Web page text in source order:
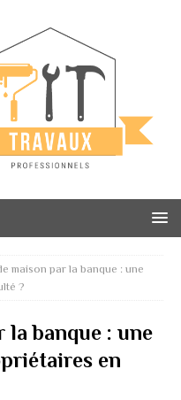
maison par la banque : une
?
la banque : une
en